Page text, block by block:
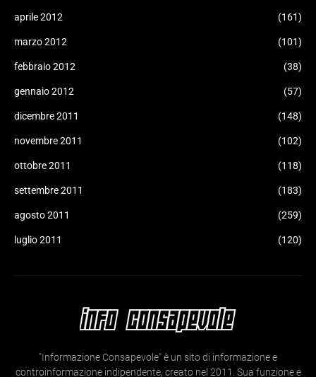
aprile 2012 (161)
marzo 2012 (101)
febbraio 2012 (38)
gennaio 2012 (57)
dicembre 2011 (148)
novembre 2011 (102)
ottobre 2011 (118)
settembre 2011 (183)
agosto 2011 (259)
luglio 2011 (120)
"Informazione Consapevole" è un sito di informazione e
controinformazione indipendente, creato nel 2011. Sua funzione e